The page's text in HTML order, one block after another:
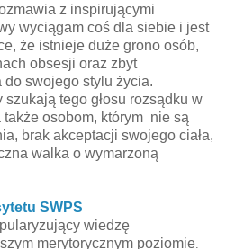
z inspirującymi
wyciągam coś dla siebie i jest
że istnieje duże grono osób,
obsesji oraz zbyt
swojego stylu życia.
tego głosu rozsądku w
osobom, którym nie są
brak akceptacji swojego ciała,
walka o wymarzoną
SWPS
wiedzę
merytorycznym poziomie